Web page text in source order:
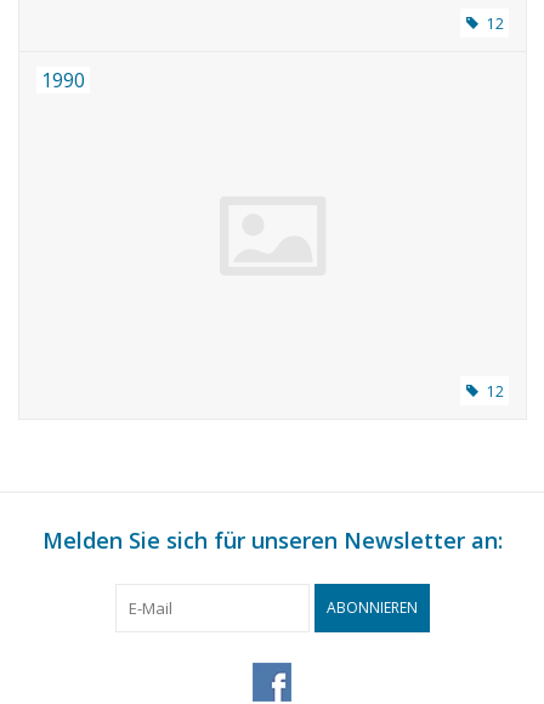
12
1990
12
Melden Sie sich für unseren Newsletter an:
ABONNIEREN